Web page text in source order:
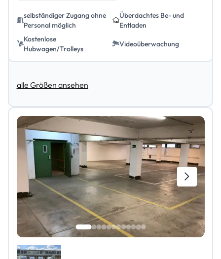
selbständiger Zugang ohne
Personal möglich
Überdachtes Be- und
Entladen
Kostenlose
Hubwagen/Trolleys
Videoüberwachung
alle Größen ansehen